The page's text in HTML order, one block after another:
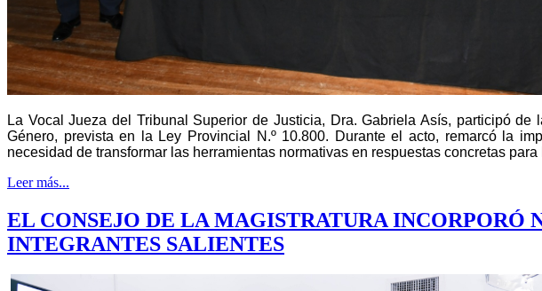
La Vocal Jueza del Tribunal Superior de Justicia, Dra. Gabriela Asís, participó
Género, prevista en la Ley Provincial N.º 10.800. Durante el acto, remarcó la
necesidad de transformar las herramientas normativas en respuestas concretas
Leer más...
EL CONSEJO DE LA MAGISTRATURA INCORPORÓ
INTEGRANTES SALIENTES